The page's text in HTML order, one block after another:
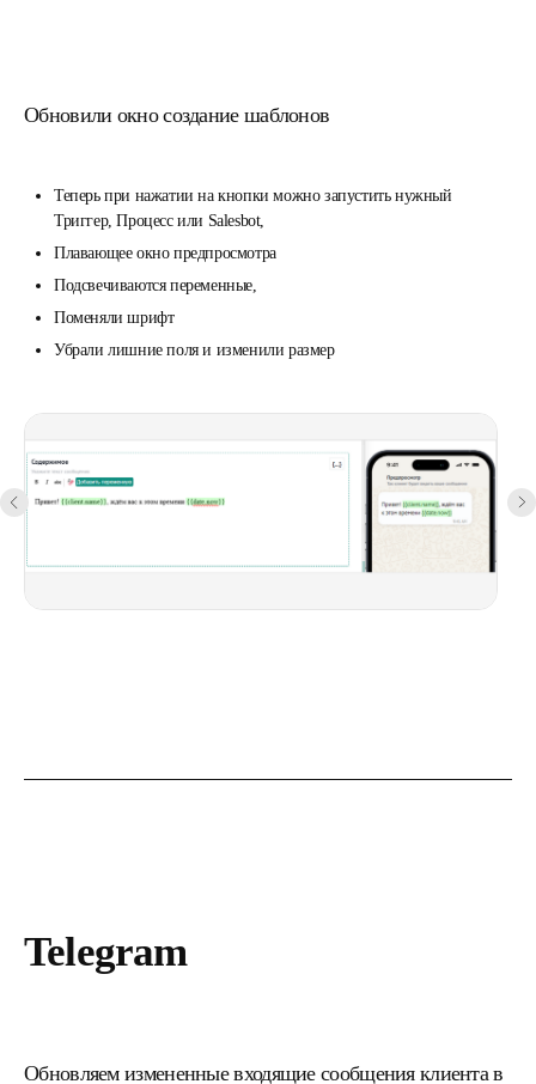
Обновили окно создание шаблонов
Теперь при нажатии на кнопки можно запустить нужный
Триггер, Процесс или Salesbot,
Плавающее окно предпросмотра
Подсвечиваются переменные,
Поменяли шрифт
Убрали лишние поля и изменили размер
Telegram
Обновляем измененные входящие сообщения клиента в